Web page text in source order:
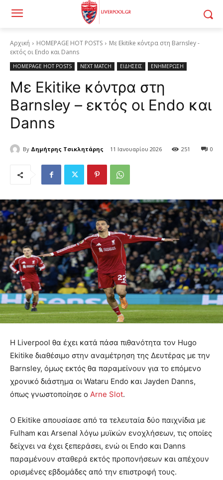
Αρχική HOMEPAGE HOT POSTS
Με Ekitike κόντρα στη Barnsley -
εκτός οι Endo και Danns
HOMEPAGE HOT POSTS NEXT MATCH ΕΙΔΗΣΕΙΣ ΕΝΗΜΕΡΩΣΗ
Με Ekitike κόντρα στη
Barnsley – εκτός οι Endo και
Danns
By Δημήτρης Τσικλητάρης 11 Ιανουαρίου 2026 0
251
Η Liverpool θα έχει κατά πάσα πιθανότητα τον Hugo
Ekitike διαθέσιμο στην αναμέτρηση της Δευτέρας με την
Barnsley, όμως εκτός θα παραμείνουν για το επόμενο
χρονικό διάστημα οι Wataru Endo και Jayden Danns,
όπως γνωστοποίησε ο Arne Slot.
Ο Ekitike απουσίασε από τα τελευταία δύο παιχνίδια με
Fulham και Arsenal λόγω μυϊκών ενοχλήσεων, τις οποίες
δείχνει να έχει ξεπεράσει, ενώ οι Endo και Danns
παραμένουν σταθερά εκτός προπονήσεων και απέχουν
ορισμένες εβδομάδες από την επιστροφή τους.